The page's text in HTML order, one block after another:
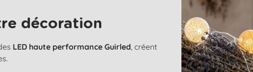
décoration
LED haute performance Guirled, créent